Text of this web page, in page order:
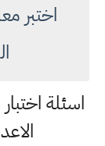
اختبر
اسئلة